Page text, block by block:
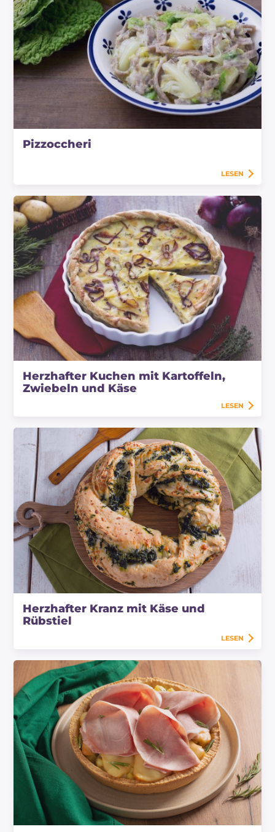
Pizzoccheri
LESEN
Herzhafter Kuchen mit Kartoffeln,
Zwiebeln und Käse
LESEN
Herzhafter Kranz mit Käse und
Rübstiel
LESEN